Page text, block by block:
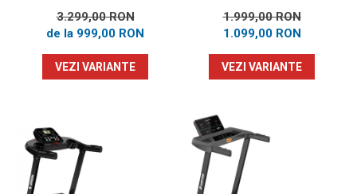
3.299,00 RON
de la 999,00 RON
VEZI VARIANTE
1.999,00 RON
1.099,00 RON
VEZI VARIANTE